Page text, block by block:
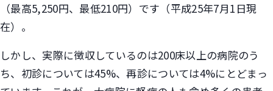
（最高5,250円、最低210円）です（平成25年7月1日現
在）。
しかし、実際に徴収しているのは200床以上の病院のう
ち、初診については45%、再診については4%にとどまっ